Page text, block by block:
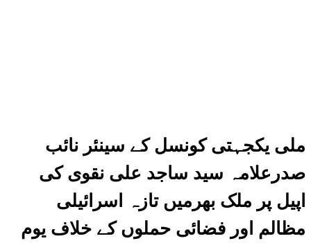
ملی یکجہتی کونسل کے سینئر نائب
صدرعلامہ سید ساجد علی نقوی کی
اپیل پر ملک بھرمیں تازہ اسرائیلی
مظالم اور فضائی حملوں کے خلاف یوم